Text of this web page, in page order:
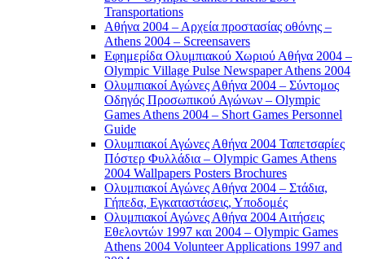
Transportations
Αθήνα 2004 – Αρχεία προστασίας οθόνης –
Athens 2004 – Screensavers
Εφημερίδα Ολυμπιακού Χωριού Αθήνα 2004 –
Olympic Village Pulse Newspaper Athens 2004
Ολυμπιακοί Αγώνες Αθήνα 2004 – Σύντομος
Οδηγός Προσωπικού Αγώνων – Olympic
Games Athens 2004 – Short Games Personnel
Guide
Ολυμπιακοί Αγώνες Αθήνα 2004 Ταπετσαρίες
Πόστερ Φυλλάδια – Olympic Games Athens
2004 Wallpapers Posters Brochures
Ολυμπιακοί Αγώνες Αθήνα 2004 – Στάδια,
Γήπεδα, Εγκαταστάσεις, Υποδομές
Ολυμπιακοί Αγώνες Αθήνα 2004 Αιτήσεις
Εθελοντών 1997 και 2004 – Olympic Games
Athens 2004 Volunteer Applications 1997 and